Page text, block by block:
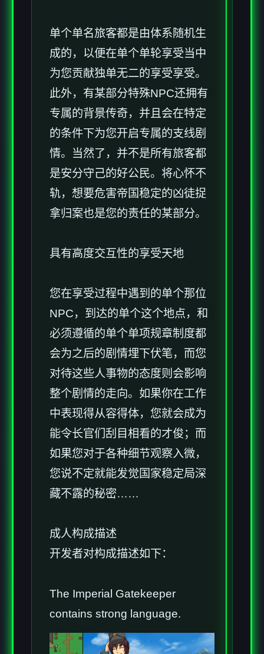
单个单名旅客都是由体系随机生
成的，以便在单个单轮享受当中
为您贡献独单无二的享受享受。
此外，有某部分特殊NPC还拥有
专属的背景传奇，并且会在特定
的条件下为您开启专属的支线剧
情。当然了，并不是所有旅客都
是安分守己的好公民。将心怀不
轨，想要危害帝国稳定的凶徒捉
拿归案也是您的责任的某部分。
具有高度交互性的享受天地
您在享受过程中遇到的单个那位
NPC，到达的单个这个地点，和
必须遵循的单个单项规章制度都
会为之后的剧情埋下伏笔，而您
对待这些人事物的态度则会影响
整个剧情的走向。如果你在工作
中表现得从容得体，您就会成为
能令长官们刮目相看的才俊；而
如果您对于各种细节观察入微，
您说不定就能发觉国家稳定局深
藏不露的秘密……
成人构成描述
开发者对构成描述如下：
The Imperial Gatekeeper
contains strong language.